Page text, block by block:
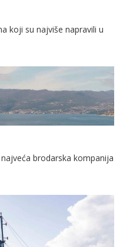
koji su najviše napravili u
brodarska kompanija